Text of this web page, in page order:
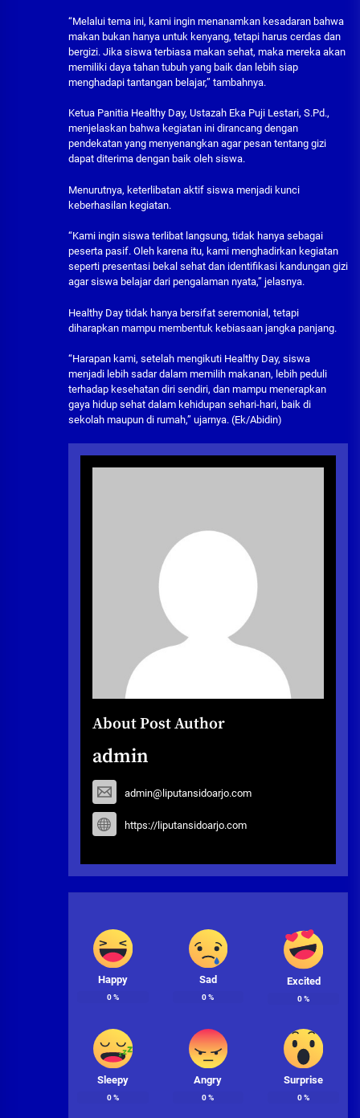
“Melalui tema ini, kami ingin menanamkan kesadaran bahwa
makan bukan hanya untuk kenyang, tetapi harus cerdas dan
bergizi. Jika siswa terbiasa makan sehat, maka mereka akan
memiliki daya tahan tubuh yang baik dan lebih siap
menghadapi tantangan belajar,” tambahnya.
Ketua Panitia Healthy Day, Ustazah Eka Puji Lestari, S.Pd.,
menjelaskan bahwa kegiatan ini dirancang dengan
pendekatan yang menyenangkan agar pesan tentang gizi
dapat diterima dengan baik oleh siswa.
Menurutnya, keterlibatan aktif siswa menjadi kunci
keberhasilan kegiatan.
“Kami ingin siswa terlibat langsung, tidak hanya sebagai
peserta pasif. Oleh karena itu, kami menghadirkan kegiatan
seperti presentasi bekal sehat dan identifikasi kandungan gizi
agar siswa belajar dari pengalaman nyata,” jelasnya.
Healthy Day tidak hanya bersifat seremonial, tetapi
diharapkan mampu membentuk kebiasaan jangka panjang.
“Harapan kami, setelah mengikuti Healthy Day, siswa
menjadi lebih sadar dalam memilih makanan, lebih peduli
terhadap kesehatan diri sendiri, dan mampu menerapkan
gaya hidup sehat dalam kehidupan sehari-hari, baik di
sekolah maupun di rumah,” ujarnya. (Ek/Abidin)
About Post Author
admin
admin@liputansidoarjo.com
https://liputansidoarjo.com
Happy
0%
Sad
0%
Excited
0%
Sleepy
0%
Angry
0%
Surprise
0%